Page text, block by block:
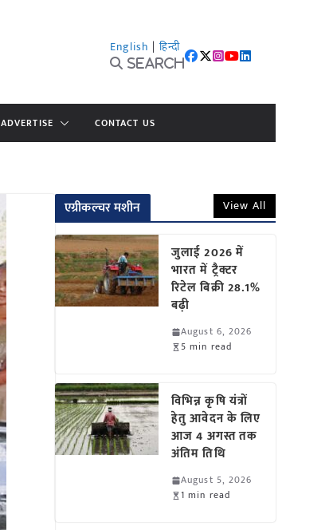
English | हिन्दी
Search
ADVERTISE CONTACT US
एग्रीकल्चर मशीन View All
जुलाई 2026 में
भारत में ट्रैक्टर
रिटेल बिक्री 28.1%
बढ़ी
August 6, 2026
5 min read
विभिन्न कृषि यंत्रों
हेतु आवेदन के लिए
आज 4 अगस्त तक
अंतिम तिथि
August 5, 2026
1 min read